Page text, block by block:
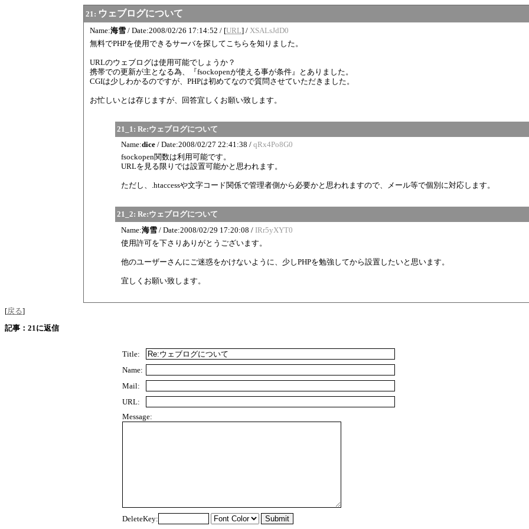
21: ウェブログについて
Name:海雪/ Date:2008/02/26 17:14:52 / [URL]/ XSALsJdD0
無料でPHPを使用できるサーバを探してこちらを知りました。
URLのウェブログは使用可能でしょうか？
携帯での更新が主となる為、『fsockopenが使える事が条件』とありました。
CGIは少しわかるのですが、PHPは初めてなので質問させていただきました。
お忙しいとは存じますが、回答宜しくお願い致します。
21_1: Re:ウェブログについて
Name:dice/ Date:2008/02/27 22:41:38 / qRx4Po8G0
fsockopen関数は利用可能です。
URLを見る限りでは設置可能かと思われます。
ただし、.htaccessや文字コード関係で管理者側から必要かと思われますので、メール等で個別に対応します。
21_2: Re:ウェブログについて
Name:海雪/ Date:2008/02/29 17:20:08 / IRr5yXYT0
使用許可を下さりありがとうございます。
他のユーザーさんにご迷惑をかけないように、少しPHPを勉強してから設置したいと思います。
宜しくお願い致します。
[戻る]
記事：21に返信
Title:
Name:
Mail:
URL:
Message:
DeleteKey: